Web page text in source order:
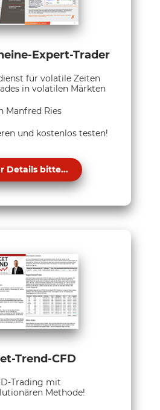
Expert-Trader
für volatile Zeiten
in volatilen Märkten
Manfred Ries
und kostenlos testen!
Details bitte...
Trend-CFD
Trading mit
Methode!